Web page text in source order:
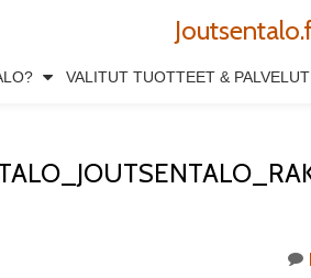
VALITUT TUOTTEET & PALVELUT